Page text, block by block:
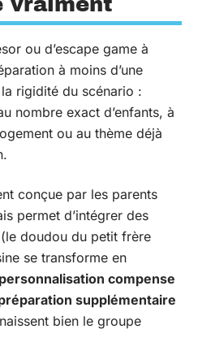
ou d’escape game à
à moins d’une
rigidité du scénario :
nombre exact d’enfants, à
ou au thème déjà
conçue par les parents
permet d’intégrer des
doudou du petit frère
se transforme en
compense
supplémentaire
bien le groupe